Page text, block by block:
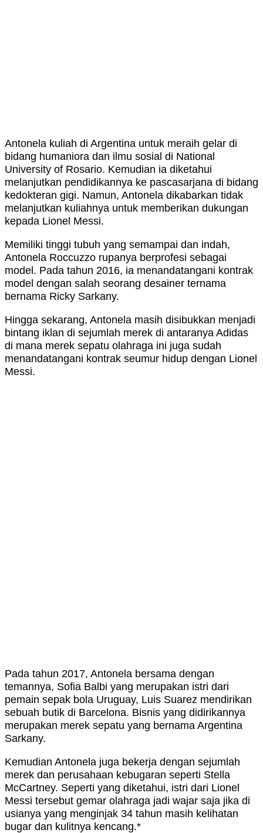
Antonela kuliah di Argentina untuk meraih gelar di
bidang humaniora dan ilmu sosial di National
University of Rosario. Kemudian ia diketahui
melanjutkan pendidikannya ke pascasarjana di bidang
kedokteran gigi. Namun, Antonela dikabarkan tidak
melanjutkan kuliahnya untuk memberikan dukungan
kepada Lionel Messi.
Memiliki tinggi tubuh yang semampai dan indah,
Antonela Roccuzzo rupanya berprofesi sebagai
model. Pada tahun 2016, ia menandatangani kontrak
model dengan salah seorang desainer ternama
bernama Ricky Sarkany.
Hingga sekarang, Antonela masih disibukkan menjadi
bintang iklan di sejumlah merek di antaranya Adidas
di mana merek sepatu olahraga ini juga sudah
menandatangani kontrak seumur hidup dengan Lionel
Messi.
Pada tahun 2017, Antonela bersama dengan
temannya, Sofia Balbi yang merupakan istri dari
pemain sepak bola Uruguay, Luis Suarez mendirikan
sebuah butik di Barcelona. Bisnis yang didirikannya
merupakan merek sepatu yang bernama Argentina
Sarkany.
Kemudian Antonela juga bekerja dengan sejumlah
merek dan perusahaan kebugaran seperti Stella
McCartney. Seperti yang diketahui, istri dari Lionel
Messi tersebut gemar olahraga jadi wajar saja jika di
usianya yang menginjak 34 tahun masih kelihatan
bugar dan kulitnya kencang.*